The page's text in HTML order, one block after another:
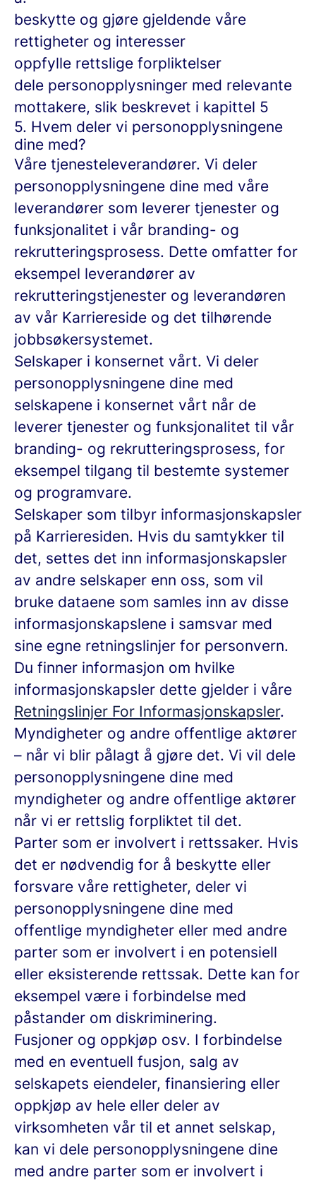
beskytte og gjøre gjeldende våre
rettigheter og interesser
oppfylle rettslige forpliktelser
dele personopplysninger med relevante
mottakere, slik beskrevet i kapittel 5
5. Hvem deler vi personopplysningene
dine med?
Våre tjenesteleverandører. Vi deler
personopplysningene dine med våre
leverandører som leverer tjenester og
funksjonalitet i vår branding- og
rekrutteringsprosess. Dette omfatter for
eksempel leverandører av
rekrutteringstjenester og leverandøren
av vår Karriereside og det tilhørende
jobbsøkersystemet.
Selskaper i konsernet vårt. Vi deler
personopplysningene dine med
selskapene i konsernet vårt når de
leverer tjenester og funksjonalitet til vår
branding- og rekrutteringsprosess, for
eksempel tilgang til bestemte systemer
og programvare.
Selskaper som tilbyr informasjonskapsler
på Karrieresiden. Hvis du samtykker til
det, settes det inn informasjonskapsler
av andre selskaper enn oss, som vil
bruke dataene som samles inn av disse
informasjonskapslene i samsvar med
sine egne retningslinjer for personvern.
Du finner informasjon om hvilke
informasjonskapsler dette gjelder i våre
Retningslinjer For Informasjonskapsler.
Myndigheter og andre offentlige aktører
– når vi blir pålagt å gjøre det. Vi vil dele
personopplysningene dine med
myndigheter og andre offentlige aktører
når vi er rettslig forpliktet til det.
Parter som er involvert i rettssaker. Hvis
det er nødvendig for å beskytte eller
forsvare våre rettigheter, deler vi
personopplysningene dine med
offentlige myndigheter eller med andre
parter som er involvert i en potensiell
eller eksisterende rettssak. Dette kan for
eksempel være i forbindelse med
påstander om diskriminering.
Fusjoner og oppkjøp osv. I forbindelse
med en eventuell fusjon, salg av
selskapets eiendeler, finansiering eller
oppkjøp av hele eller deler av
virksomheten vår til et annet selskap,
kan vi dele personopplysningene dine
med andre parter som er involvert i